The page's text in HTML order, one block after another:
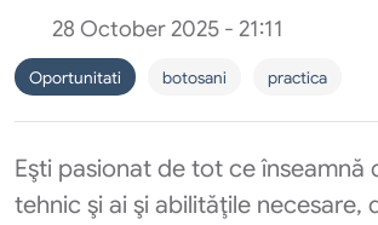
28 October 2025 - 21:11
Oportunitati botosani practica
Eşti pasionat de tot ce înseamnă
tehnic şi ai şi abilităţile necesare,